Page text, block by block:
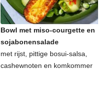
Bowl met miso-courgette en
sojabonensalade
met rijst, pittige bosui-salsa,
cashewnoten en komkommer